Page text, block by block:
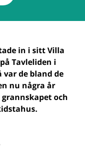
in i sitt Villa
Tavleliden i
var de bland de
nu några år
och